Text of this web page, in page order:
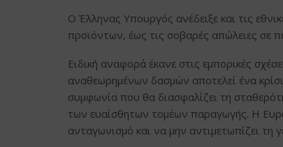
Ο Έλληνας Υπουργός ανέδειξε και τις
προϊόντων, έως τις σοβαρές απώλειες σε
Ειδική αναφορά έκανε στις εμπορικές
αναθεωρημένων δασμών αποτελεί ένα
συμφωνία που θα διασφαλίζει τη
των ευαίσθητων τομέων παραγωγής. Η
ανταγωνισμό και να μην αντιμετωπίζει τη